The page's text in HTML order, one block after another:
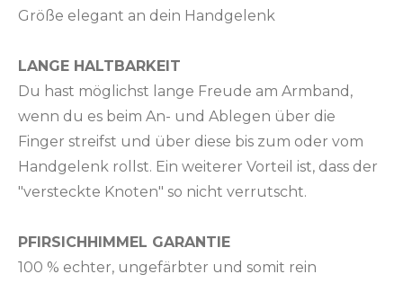
Größe elegant an dein Handgelenk
LANGE HALTBARKEIT
Du hast möglichst lange Freude am Armband,
wenn du es beim An- und Ablegen über die
Finger streifst und über diese bis zum oder vom
Handgelenk rollst. Ein weiterer Vorteil ist, dass der
"versteckte Knoten" so nicht verrutscht.
PFIRSICHHIMMEL GARANTIE
100 % echter, ungefärbter und somit rein